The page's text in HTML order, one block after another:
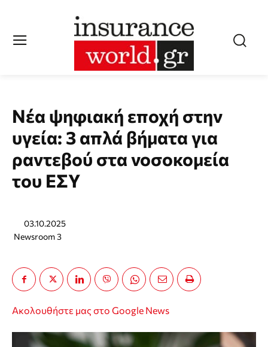
Νέα ψηφιακή εποχή στην
υγεία: 3 απλά βήματα για
ραντεβού στα νοσοκομεία
του ΕΣΥ
03.10.2025
Newsroom 3
Ακολουθήστε μας στο Google News